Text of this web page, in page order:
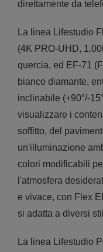
direttamente da
La linea Lifestudio
(4K PRO-UHD,
quercia, ed EF-71
bianco diamante,
inclinabile (+90°/-
visualizzare i
soffitto, del
un'illuminazione
colori modificabili
l'atmosfera
e vivace, con Flex
si adatta a diversi
La linea Lifestudio